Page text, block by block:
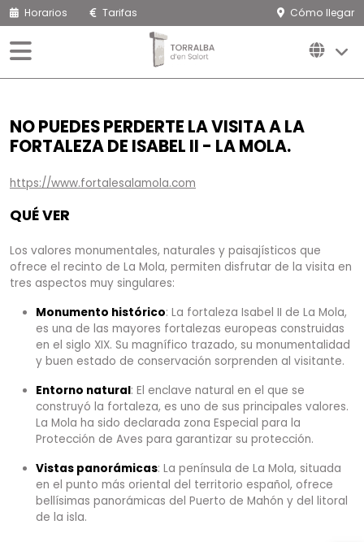
Horarios Tarifas Cómo llegar
NO PUEDES PERDERTE LA VISITA A LA
FORTALEZA DE ISABEL II - LA MOLA.
https://www.fortalesalamola.com
QUÉ VER
Los valores monumentales, naturales y paisajísticos que
ofrece el recinto de La Mola, permiten disfrutar de la visita en
tres aspectos muy singulares:
Monumento histórico: La fortaleza Isabel II de La Mola,
es una de las mayores fortalezas europeas construidas
en el siglo XIX. Su magnífico trazado, su monumentalidad
y buen estado de conservación sorprenden al visitante.
Entorno natural: El enclave natural en el que se
construyó la fortaleza, es uno de sus principales valores.
La Mola ha sido declarada zona Especial para la
Protección de Aves para garantizar su protección.
Vistas panorámicas: La península de La Mola, situada
en el punto más oriental del territorio español, ofrece
bellísimas panorámicas del Puerto de Mahón y del litoral
de la isla.